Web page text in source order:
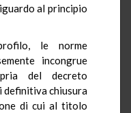
al principio
le norme
incongrue
del decreto
definitiva chiusura
di cui al titolo